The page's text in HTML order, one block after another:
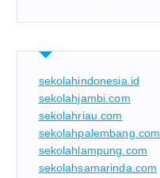
sekolahindonesia.id
sekolahjambi.com
sekolahriau.com
sekolahpalembang.com
sekolahlampung.com
sekolahsamarinda.com